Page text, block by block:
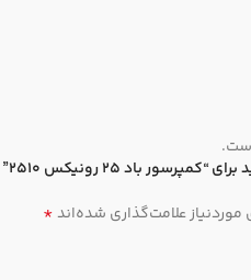
باد 25 رونیکس 2510”
علامت‌گذاری شده‌اند*